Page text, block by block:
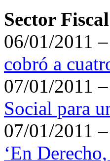
Sector Fiscal
06/01/2011 –
cobró a
07/01/2011 –
Social para
07/01/2011 –
‘En